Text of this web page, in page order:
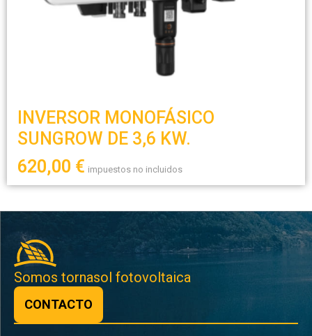
INVERSOR MONOFÁSICO
SUNGROW DE 3,6 KW.
620,00 € impuestos no incluidos
Somos tornasol fotovoltaica
CONTACTO